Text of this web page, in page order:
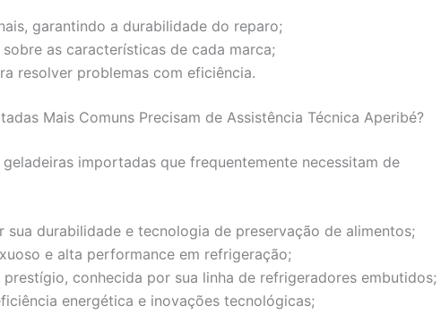
garantindo a durabilidade do reparo;
as características de cada marca;
resolver problemas com eficiência.
Mais Comuns Precisam de Assistência Técnica Aperibé?
importadas que frequentemente necessitam de
sua durabilidade e tecnologia de preservação de alimentos;
e alta performance em refrigeração;
prestígio, conhecida por sua linha de refrigeradores embutidos;
energética e inovações tecnológicas;